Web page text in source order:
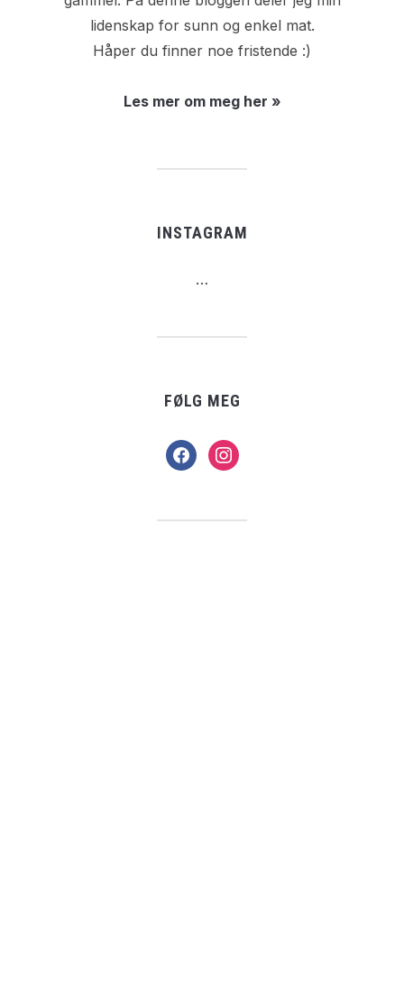
lidenskap for sunn og enkel mat.
Håper du finner noe fristende :)
Les mer om meg her »
INSTAGRAM
…
FØLG MEG
facebookinstagram